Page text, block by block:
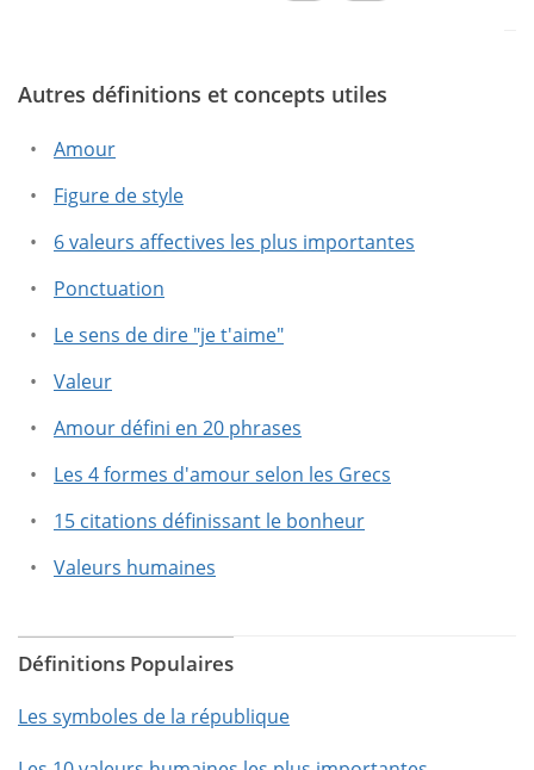
Ce texte contient des informations erronées.
cherchez.
Autres définitions et concepts utiles
Amour
Figure de style
6 valeurs affectives les plus importantes
Ponctuation
Le sens de dire "je t'aime"
Valeur
Amour défini en 20 phrases
Les 4 formes d'amour selon les Grecs
15 citations définissant le bonheur
Valeurs humaines
Définitions Populaires
Les symboles de la république